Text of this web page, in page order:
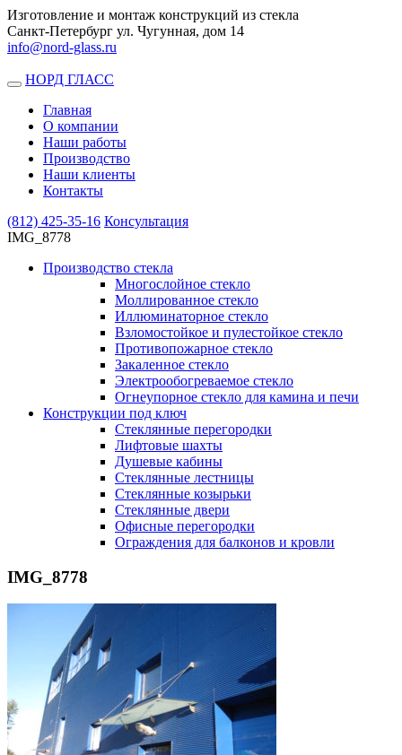
Изготовление и монтаж конструкций из стекла
Санкт-Петербург ул. Чугунная, дом 14
info@nord-glass.ru
Toggle
navigation
НОРД ГЛАСС
Главная
О компании
Наши работы
Производство
Наши клиенты
Контакты
(812) 425-35-16 Консультация
IMG_8778
Производство стекла
Многослойное стекло
Моллированное стекло
Иллюминаторное стекло
Взломостойкое и пулестойкое стекло
Противопожарное стекло
Закаленное стекло
Электрообогреваемое стекло
Огнеупорное стекло для камина и печи
Конструкции под ключ
Стеклянные перегородки
Лифтовые шахты
Душевые кабины
Cтеклянные лестницы
Cтеклянные козырьки
Cтеклянные двери
Офисные перегородки
Ограждения для балконов и кровли
IMG_8778